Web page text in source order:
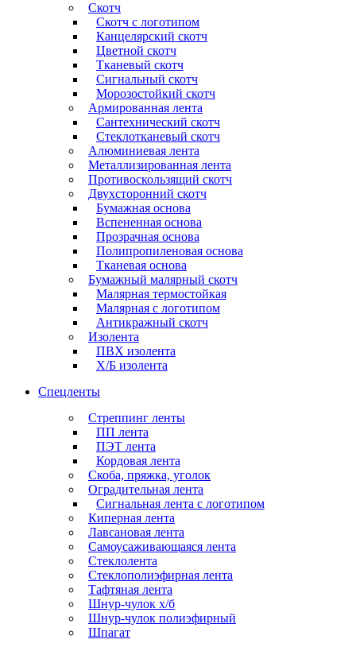
Скотч
Скотч с логотипом
Канцелярский скотч
Цветной скотч
Тканевый скотч
Сигнальный скотч
Морозостойкий скотч
Армированная лента
Сантехнический скотч
Стеклотканевый скотч
Алюминиевая лента
Металлизированная лента
Противоскользящий скотч
Двухсторонний скотч
Бумажная основа
Вспененная основа
Прозрачная основа
Полипропиленовая основа
Тканевая основа
Бумажный малярный скотч
Малярная термостойкая
Малярная с логотипом
Антикражный скотч
Изолента
ПВХ изолента
Х/Б изолента
Спецленты
Стреппинг ленты
ПП лента
ПЭТ лента
Кордовая лента
Скоба, пряжка, уголок
Оградительная лента
Сигнальная лента с логотипом
Киперная лента
Лавсановая лента
Самоусаживающаяся лента
Стеклолента
Стеклополиэфирная лента
Тафтяная лента
Шнур-чулок х/б
Шнур-чулок полиэфирный
Шпагат